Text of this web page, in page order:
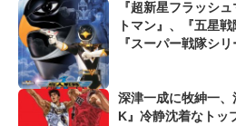
『超新星フラッシ
トマン』、『五星
『スーパー戦隊シ
深津一成に牧紳一
K』冷静沈着なトッ